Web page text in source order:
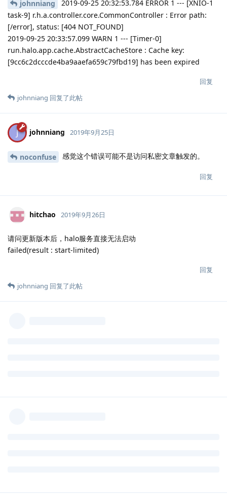
johnniang
2019-09-25 20:32:53.784 ERROR 1 --- [XNIO-1
task-9] r.h.a.controller.core.CommonController : Error path:
[/error], status: [404 NOT_FOUND]
2019-09-25 20:33:57.099 WARN 1 --- [Timer-0]
run.halo.app.cache.AbstractCacheStore : Cache key:
[9cc6c2dcccde4ba9aaefa659c79fbd19] has been expired
回复
johnniang 回复了此帖
J johnniang 2019年9月25日
noconfuse 感觉这个错误可能不是访问私密文章触发的。
回复
hitchao 2019年9月26日
请问更新版本后，halo服务直接无法启动
failed(result : start-limited)
回复
johnniang 回复了此帖